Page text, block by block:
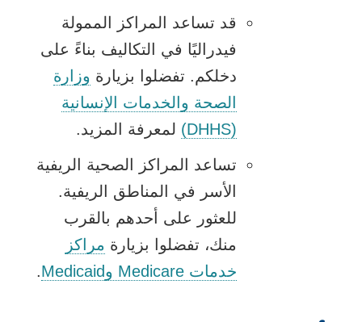
قد تساعد المراكز الممولة
فيدراليًا في التكاليف بناءً على
دخلكم. تفضلوا بزيارة وزارة
الصحة والخدمات الإنسانية
(DHHS)
يفتح
الرابط
في
نافذة
جديدة
لمعرفة المزيد.
تساعد المراكز الصحية الريفية
الأسر في المناطق الريفية.
للعثور على أحدهم بالقرب
منك، تفضلوا بزيارة مراكز
خدمات Medicare وMedicaid
يفتح
.